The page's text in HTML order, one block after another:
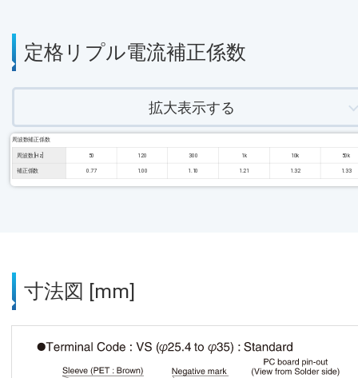
定格リプル電流補正係数
拡大表示する
周波数補正係数
周波数 [Hz] 50 120 300 1k 10k 50k
補正係数 0.77 1.00 1.10 1.21 1.32 1.33
寸法図 [mm]